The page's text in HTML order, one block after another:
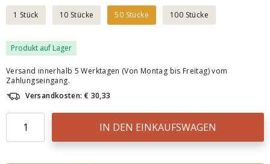
1 Stück
10 Stücke 50 Stücke 100 Stücke
Produkt auf Lager
Versand innerhalb 5 Werktagen (Von Montag bis Freitag) vom
Zahlungseingang.
Versandkosten: € 30,33
IN DEN EINKAUFSWAGEN